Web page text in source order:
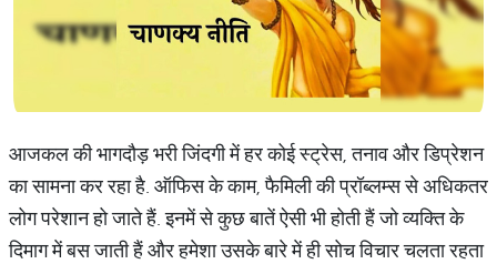
आजकल की भागदौड़ भरी जिंदगी में हर कोई स्ट्रेस, तनाव और डिप्रेशन
का सामना कर रहा है. ऑफिस के काम, फैमिली की प्रॉब्लम्स से अधिकतर
लोग परेशान हो जाते हैं. इनमें से कुछ बातें ऐसी भी होती हैं जो व्यक्ति के
दिमाग में बस जाती हैं और हमेशा उसके बारे में ही सोच विचार चलता रहता